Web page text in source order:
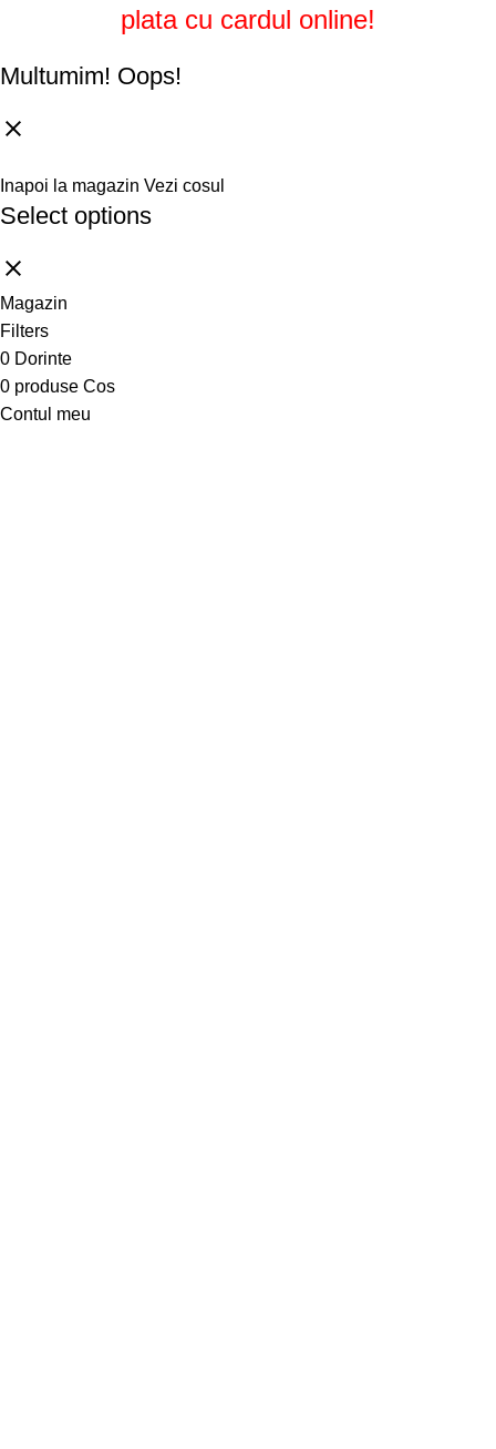
plata cu cardul online!
Multumim! Oops!
Inapoi la magazin Vezi cosul
Select options
Magazin
Filters
0 Dorinte
0 produse Cos
Contul meu